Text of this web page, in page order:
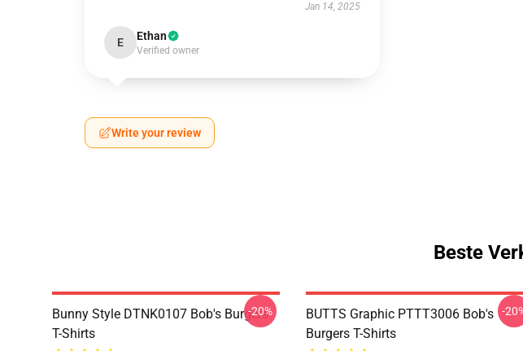
Jan 14, 2025
E Ethan
Verified owner
Write your review
Beste
Bunny Style DTNK0107 Bob's Burgers
T-Shirts
-20%
BUTTS Graphic PTTT3006 Bob's
Burgers T-Shirts
-